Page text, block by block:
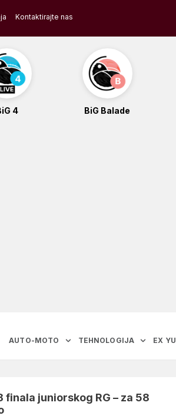
Kontaktirajte nas
4 BiG Balade
AUTO-MOTO TEHNOLOGIJA EX YU
finala juniorskog RG – za 58